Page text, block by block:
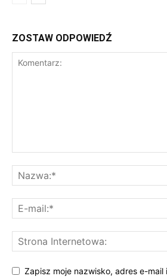
ZOSTAW ODPOWIEDŹ
Zapisz moje nazwisko, adres e-